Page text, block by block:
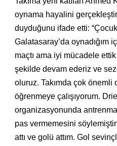
oynama hayalini
duyduğunu ifade etti:
Galatasaray’da oynadığım
maçtı ama iyi mücadele
şekilde devam ederiz ve
oluruz. Takımda çok önemli
öğrenmeye çalışıyorum.
organizasyonunda
pas vermemesini
attı ve golü attım. Gol